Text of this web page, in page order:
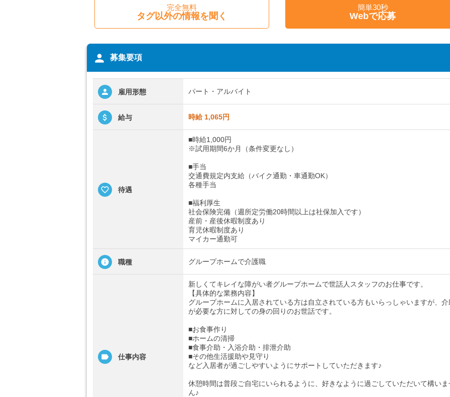
完全無料
タグ以外の情報を聞く
簡単30秒
Webで応募
person 募集要項
雇用形態 パート・アルバイト
給与 時給 1,065円
待遇
■時給1,000円
※試用期間6か月（条件変更なし）
■手当
交通費規定内支給（バイク通勤・車通勤OK）
各種手当
■福利厚生
社会保険完備（週所定労働20時間以上は社保加入です）
産前・産後休暇制度あり
育児休暇制度あり
マイカー通勤可
職種 グループホームで介護職
仕事内容
新しくてキレイな障がい者グループホームで世話人スタッフのお仕事です。
【具体的な業務内容】
グループホームに入居されている方は自立されている方もいらっしゃいますが、介
が必要な方に対しての身の回りのお世話です。
■お食事作り
■ホームの清掃
■食事介助・入浴介助・排泄介助
■その他生活援助や見守り
など入居者が過ごしやすいようにサポートしていただきます♪
休憩時間は普段ご自宅にいられるように、好きなように過ごしていただいて構いま
ん♪